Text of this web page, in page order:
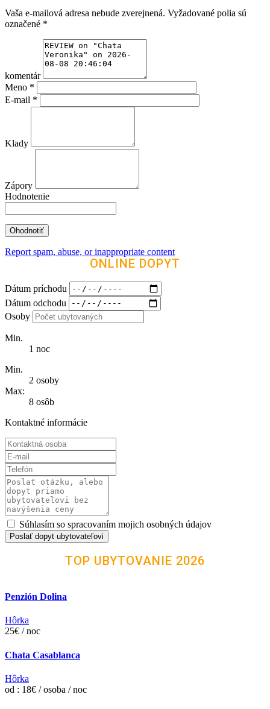
Vaša e-mailová adresa nebude zverejnená. Vyžadované polia sú
označené *
komentár
Meno *
E-mail *
Klady
Zápory
Hodnotenie
Report spam, abuse, or inappropriate content
ONLINE DOPYT
Dátum príchodu
Dátum odchodu
Osoby
Min.
1 noc
Min.
2 osoby
Max:
8 osôb
Kontaktné informácie
Súhlasím so spracovaním mojich osobných údajov
Poslať dopyt ubytovateľovi
TOP UBYTOVANIE 2026
Penzión Dolina
Hôrka
25€ / noc
Chata Casablanca
Hôrka
od : 18€ / osoba / noc